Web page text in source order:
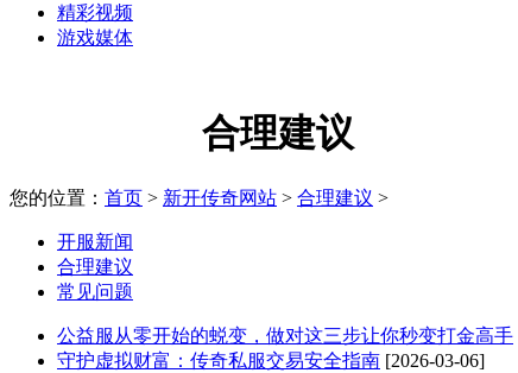
精彩视频
游戏媒体
合理建议
您的位置： 首页 > 新开传奇网站 > 合理建议 >
开服新闻
合理建议
常见问题
公益服从零开始的蜕变，做对这三步让你秒变打金高手
守护虚拟财富：传奇私服交易安全指南 [2026-03-06]